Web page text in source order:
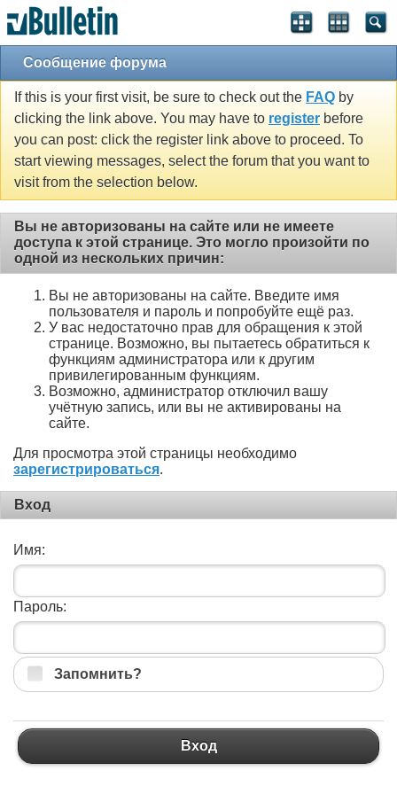
Сообщение форума
If this is your first visit, be sure to check out the FAQ by
clicking the link above. You may have to register before
you can post: click the register link above to proceed. To
start viewing messages, select the forum that you want to
visit from the selection below.
Вы не авторизованы на сайте или не имеете
доступа к этой странице. Это могло произойти по
одной из нескольких причин:
Вы не авторизованы на сайте. Введите имя
пользователя и пароль и попробуйте ещё раз.
У вас недостаточно прав для обращения к этой
странице. Возможно, вы пытаетесь обратиться к
функциям администратора или к другим
привилегированным функциям.
Возможно, администратор отключил вашу
учётную запись, или вы не активированы на
сайте.
Для просмотра этой страницы необходимо
зарегистрироваться.
Вход
Имя:
Пароль:
Запомнить?
Вход